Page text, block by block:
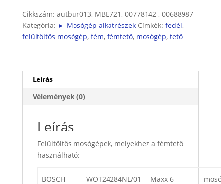
mennyiség
Cikkszám: autbur013, MBE721, 00778142 , 00688987
Kategória: ► Mosógép alkatrészek Címkék: fedél,
felültöltős mosógép, fém, fémtető, mosógép, tető
Leírás
Vélemények (0)
Leírás
Felültöltős mosógépek, melyekhez a fémtető
használható:
BOSCH WOT24284NL/01 Maxx 6